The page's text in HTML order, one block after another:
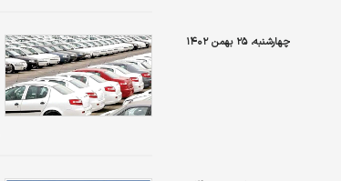
چهارشنبه، ۲۵ بهمن ۱۴۰۲